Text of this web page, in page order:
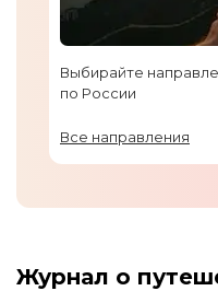
Выбирайте
по России
Все направления
Журнал о